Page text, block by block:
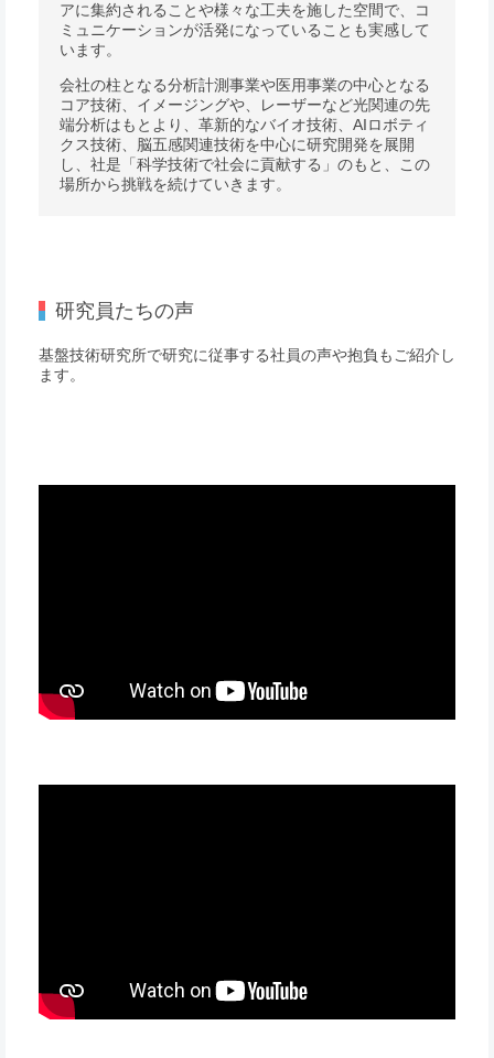
アに集約されることや様々な工夫を施した空間で、コ
ミュニケーションが活発になっていることも実感して
います。
会社の柱となる分析計測事業や医用事業の中心となる
コア技術、イメージングや、レーザーなど光関連の先
端分析はもとより、革新的なバイオ技術、AIロボティ
クス技術、脳五感関連技術を中心に研究開発を展開
し、社是「科学技術で社会に貢献する」のもと、この
場所から挑戦を続けていきます。
研究員たちの声
基盤技術研究所で研究に従事する社員の声や抱負もご紹介し
ます。